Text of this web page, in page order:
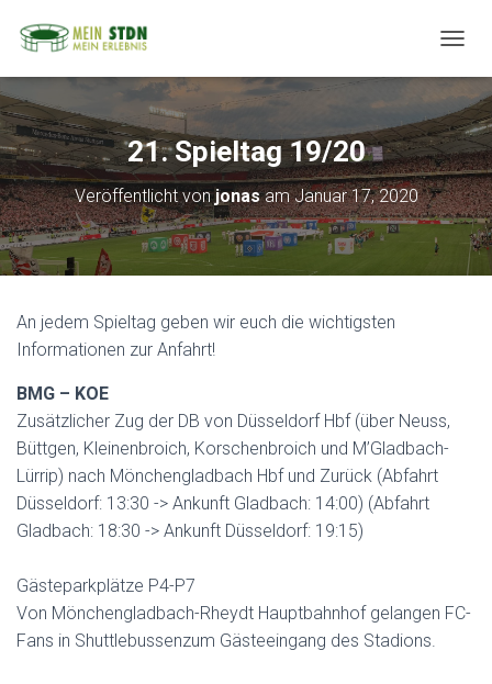
A
V
I
G
A
T
I
O
21. Spieltag 19/20
Veröffentlicht vonjonasamJanuar 17, 2020
An jedem Spieltag geben wir euch die wichtigsten
Informationen zur Anfahrt!
BMG – KOE
Zusätzlicher Zug der DB von Düsseldorf Hbf (über Neuss,
Büttgen, Kleinenbroich, Korschenbroich und M’Gladbach-
Lürrip) nach Mönchengladbach Hbf und Zurück (Abfahrt
Düsseldorf: 13:30 -> Ankunft Gladbach: 14:00) (Abfahrt
Gladbach: 18:30 -> Ankunft Düsseldorf: 19:15)
Gästeparkplätze P4-P7
Von Mönchengladbach-Rheydt Hauptbahnhof gelangen FC-
Fans in Shuttlebussenzum Gästeeingang des Stadions.